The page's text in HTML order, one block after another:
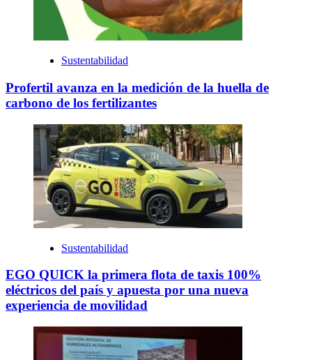
Sustentabilidad
Profertil avanza en la medición de la huella de
carbono de los fertilizantes
Sustentabilidad
EGO QUICK la primera flota de taxis 100%
eléctricos del país y apuesta por una nueva
experiencia de movilidad